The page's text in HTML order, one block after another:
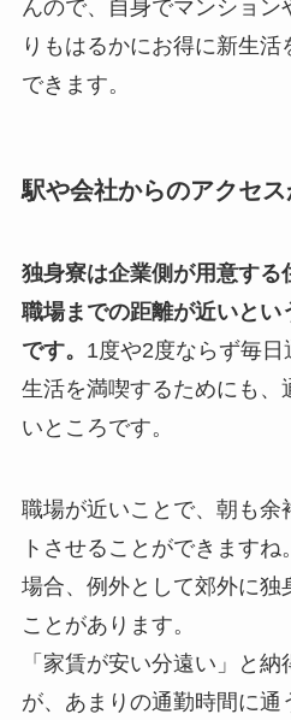
んので、自身でマンション
りもはるかにお得に新生
できます。
駅や会社からのアクセ
独身寮は企業側が用意する
職場までの距離が近いとい
です。 1度や2度ならず毎
生活を満喫するためにも、
いところです。
職場が近いことで、朝も余
トさせることができます
場合、例外として郊外に独
ことがあります。
「家賃が安い分遠い」と
が、あまりの通勤時間に通